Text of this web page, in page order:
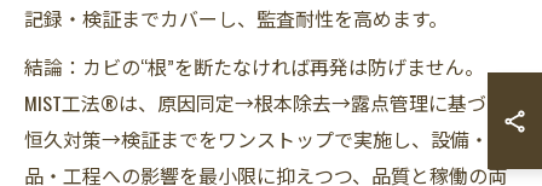
記録・検証までカバーし、監査耐性を高めます。
結論：カビの“根”を断たなければ再発は防げません。
MIST工法®は、原因同定→根本除去→露点管理に基づく
恒久対策→検証までをワンストップで実施し、設備・商
品・工程への影響を最小限に抑えつつ、品質と稼働の両